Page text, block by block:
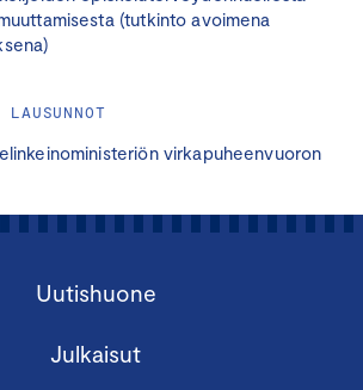
(tutkinto avoimena
virkapuheenvuoron
Uutishuone
Julkaisut